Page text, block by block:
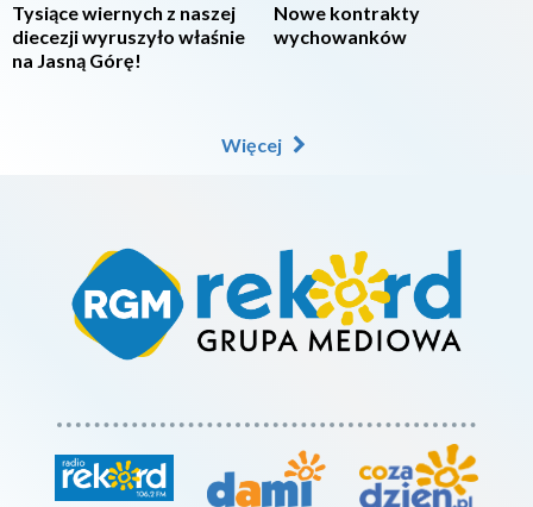
Tysiące wiernych z naszej
diecezji wyruszyło właśnie
na Jasną Górę!
Nowe kontrakty
wychowanków
Więcej